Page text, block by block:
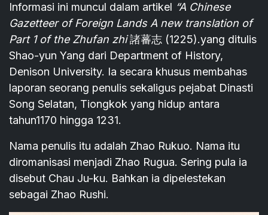
Informasi ini muncul dalam artikel “A Chinese
Gazetteer of Foreign Lands A new translation of
Part 1 of the Zhufan zhi諸蕃志 (1225).yang ditulis
Shao-yun Yang dari Department of History,
Denison University. Ia secara khusus membahas
laporan seorang penulis sekaligus pejabat Dinasti
Song Selatan, Tiongkok yang hidup antara
tahun1170 hingga 1231.
Nama penulis itu adalah Zhao Rukuo. Nama itu
diromanisasi menjadi Zhao Rugua. Sering pula ia
disebut Chau Ju-ku. Bahkan ia dipelestekan
sebagai Zhao Rushi.